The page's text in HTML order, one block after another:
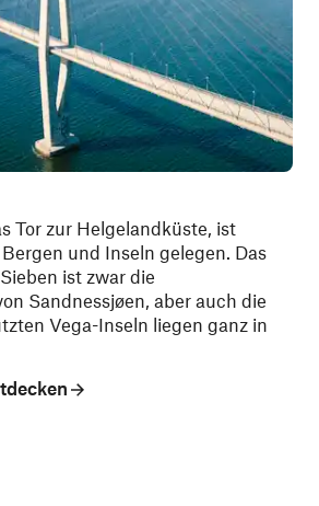
Tor zur Helgelandküste, ist
und Inseln gelegen. Das
ist zwar die
Sandnessjøen, aber auch die
Vega-Inseln liegen ganz in